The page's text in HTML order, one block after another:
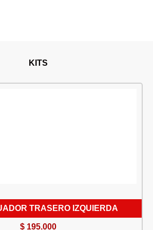
KITS
TRASERO IZQUIERDA
$195.000